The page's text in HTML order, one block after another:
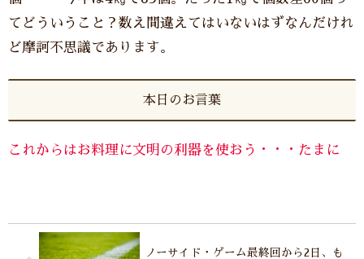
てどういうこと？数え間違えてはいないはずなんだけれ
ど摩訶不思議であります。
本日のお言葉
これからはお料理に文明の利器を使おう・・・たまに
ノーサイド・ゲーム最終回から2日、も